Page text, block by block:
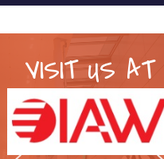
VISIT US AT